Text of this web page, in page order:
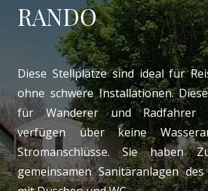
RANDO
Diese Stellplätze sind ideal für
ohne schwere Installationen.
für Wanderer und Radfahrer
verfügen über keine
Stromanschlüsse. Sie haben
gemeinsamen Sanitäranlagen